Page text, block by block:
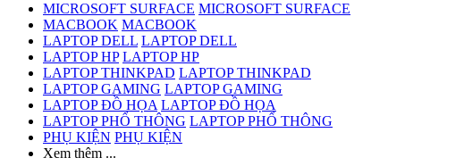
MICROSOFT SURFACE MICROSOFT SURFACE
MACBOOK MACBOOK
LAPTOP DELL LAPTOP DELL
LAPTOP HP LAPTOP HP
LAPTOP THINKPAD LAPTOP THINKPAD
LAPTOP GAMING LAPTOP GAMING
LAPTOP ĐỒ HỌA LAPTOP ĐỒ HỌA
LAPTOP PHỔ THÔNG LAPTOP PHỔ THÔNG
PHỤ KIỆN PHỤ KIỆN
Xem thêm ...